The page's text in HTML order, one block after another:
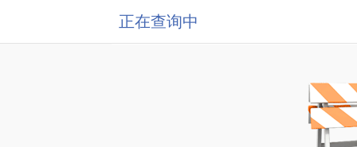
正在查询中